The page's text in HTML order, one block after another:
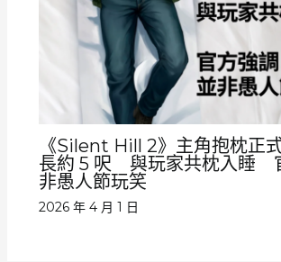
《Silent Hill 2》主角抱枕正
長約 5 呎 與玩家共枕入睡
非愚人節玩笑
2026 年 4 月 1 日